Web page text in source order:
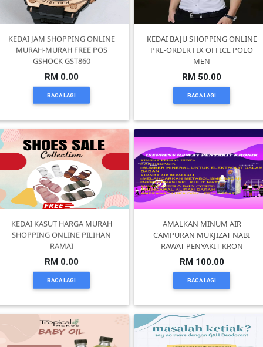
KEDAI JAM SHOPPING ONLINE
MURAH-MURAH FREE POS
GSHOCK GST860
RM 0.00
BACA LAGI
KEDAI BAJU SHOPPING ONLINE
PRE-ORDER FIX OFFICE POLO
MEN
RM 50.00
BACA LAGI
KEDAI KASUT HARGA MURAH
SHOPPING ONLINE PILIHAN
RAMAI
RM 0.00
BACA LAGI
AMALKAN MINUM AIR
CAMPURAN MUKJIZAT NABI
RAWAT PENYAKIT KRON
RM 100.00
BACA LAGI
SELECT
SELANGOR(37)
PAHANG(13)
KELANTAN(22)
PERAK(41)
NEGERI
SEMBILAN(10)
KEDAH(13)
TERENGGANU(12)